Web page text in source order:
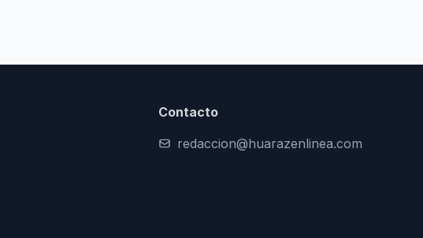
Contacto
redaccion@huarazenlinea.com